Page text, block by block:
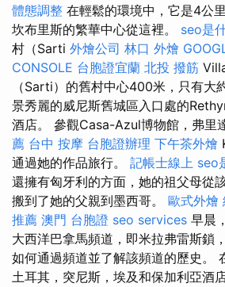
體態調整 在輕鬆的環境中，它是4公
坎布里斯的繁華中心從這裡。 seo是
村（Sarti 外燴公司 林口 外燴
CONSOLE 台胞證宜蘭 北投 撥筋
（Sarti）的舊村中心400米，只有大
景秀麗的威尼斯舊城區入口處的
酒店。 參觀Casa-Azul博物館，弗里
薦 台中 按摩 台胞證辦理 下午茶外燴
通過她的作品旅行。 記帳士線上 seo
還擁有匈牙利的方面，她的祖父母從
搬到了她的父親到墨西哥。 歐式外燴
推薦 澳門 台胞證 seo services 早晨
大西洋巴拿馬頻道，即米拉弗雷斯鎖
如何通過頻道並了解該頻道的歷史。
土耳其，突尼斯，埃及和保加利亞酒